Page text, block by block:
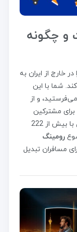
و چگونه
خارج از ایران به
شما با این
و از
برای مشترکین
دائمی و اعتباری در دسترس است. همراه اول با بیش از 222
رومینگ
مسافران تبدیل